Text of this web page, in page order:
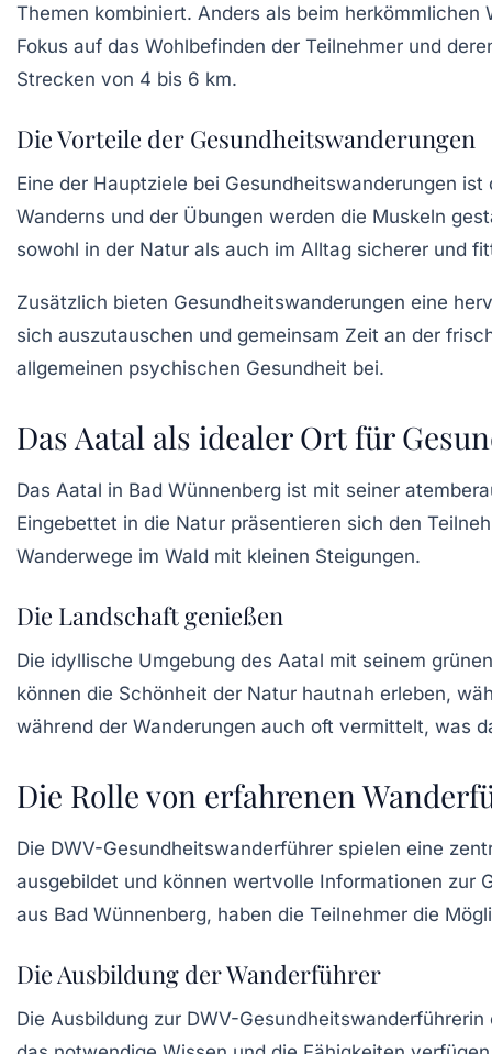
Themen kombiniert. Anders als beim
Fokus auf das Wohlbefinden der Teilnehmer und
Strecken von 4 bis 6 km.
Die Vorteile der Gesundheitswanderungen
Eine der Hauptziele bei Gesundheitswanderungen
Wanderns und der Übungen werden die Muskeln
sowohl in der Natur als auch im Alltag sicherer und
Zusätzlich bieten Gesundheitswanderungen eine
sich auszutauschen und gemeinsam Zeit an der
allgemeinen psychischen Gesundheit bei.
Das Aatal als idealer Ort für
Das Aatal in Bad Wünnenberg ist mit seiner
Eingebettet in die Natur präsentieren sich den
Wanderwege im Wald mit kleinen Steigungen.
Die Landschaft genießen
Die idyllische Umgebung des Aatal mit seinem
können die Schönheit der Natur hautnah erleben,
während der Wanderungen auch oft vermittelt, was
Die Rolle von erfahrenen
Die DWV-Gesundheitswanderführer spielen eine
ausgebildet und können wertvolle Informationen zur
aus Bad Wünnenberg, haben die Teilnehmer die
Die Ausbildung der Wanderführer
Die Ausbildung zur DWV-